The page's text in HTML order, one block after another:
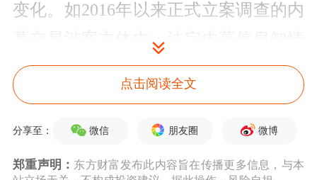
变化。如2016年以来正式立案调查的内
幕交易涉案主体中，法定内幕信息知情
人直接从事内幕交易占比约30%，通过
亲友、同学、业务伙伴等关系获取内幕
信息产生的传递型内幕交易占比近
70%。这与以往内幕信息知情人占比较
点击阅读全文
分享至： 微信 朋友圈 微博
郑重声明： 东方财富发布此内容旨在传播更多信息，与本